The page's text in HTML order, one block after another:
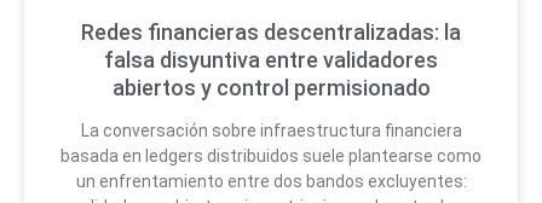
Redes financieras descentralizadas: la
falsa disyuntiva entre validadores
abiertos y control permisionado
La conversación sobre infraestructura financiera
basada en ledgers distribuidos suele plantearse como
un enfrentamiento entre dos bandos excluyentes: